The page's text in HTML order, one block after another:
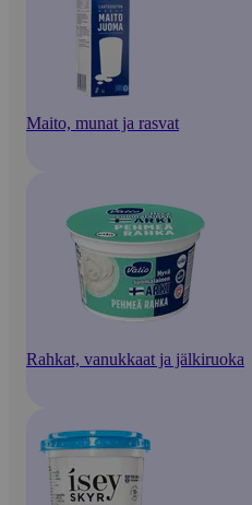
Maito, munat ja rasvat
Rahkat, vanukkaat ja jälkiruoka